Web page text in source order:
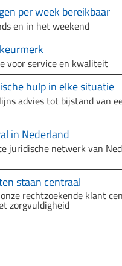
per week bereikbaar
en in het weekend
voor service en kwaliteit
hulp in elke situatie
advies tot bijstand van
in Nederland
juridische netwerk van
staan centraal
rechtzoekende klant
zorgvuldigheid